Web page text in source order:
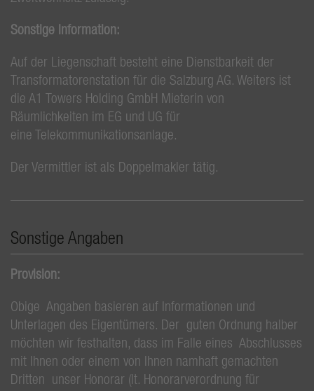
Sonstige Information:
Auf der Liegenschaft besteht eine Dienstbarkeit der
Transformatorenstation für die Salzburg AG. Weiters ist
die A1 Towers Holding GmbH Mieterin von
Räumlichkeiten im EG und UG für
eine Telekommunikationsanlage.
Der Vermittler ist als Doppelmakler tätig.
Sonstige Angaben
Provision:
Obige Angaben basieren auf Informationen und
Unterlagen des Eigentümers. Der guten Ordnung halber
möchten wir festhalten, dass im Falle eines Abschlusses
mit Ihnen oder einem von Ihnen namhaft gemachten
Dritten unser Honorar (lt. Honorarverordnung für